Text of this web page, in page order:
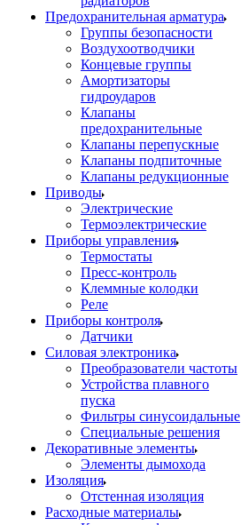
Предохранительная арматура
Группы безопасности
Воздухоотводчики
Концевые группы
Амортизаторы
гидроударов
Клапаны
предохранительные
Клапаны перепускные
Клапаны подпиточные
Клапаны редукционные
Приводы
Электрические
Термоэлектрические
Приборы управления
Термостаты
Пресс-контроль
Клеммные колодки
Реле
Приборы контроля
Датчики
Силовая электроника
Преобразователи частоты
Устройства плавного
пуска
Фильтры синусоидальные
Специальные решения
Декоративные элементы
Элементы дымохода
Изоляция
Отстенная изоляция
Расходные материалы